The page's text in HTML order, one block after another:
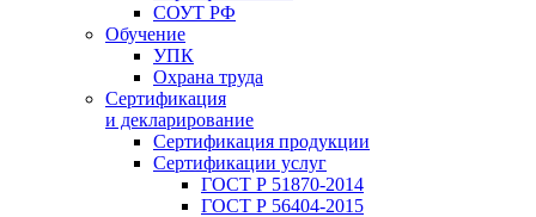
СОУТ РФ
Обучение
УПК
Охрана труда
Сертификация
и декларирование
Сертификация продукции
Сертификации услуг
ГОСТ Р 51870-2014
ГОСТ Р 56404-2015